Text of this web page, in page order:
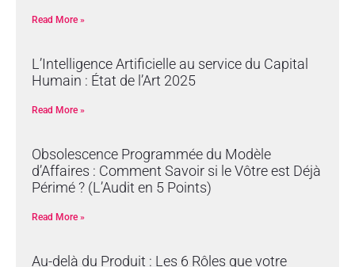
Read More »
L’Intelligence Artificielle au service du Capital
Humain : État de l’Art 2025
Read More »
Obsolescence Programmée du Modèle
d’Affaires : Comment Savoir si le Vôtre est Déjà
Périmé ? (L’Audit en 5 Points)
Read More »
Au-delà du Produit : Les 6 Rôles que votre